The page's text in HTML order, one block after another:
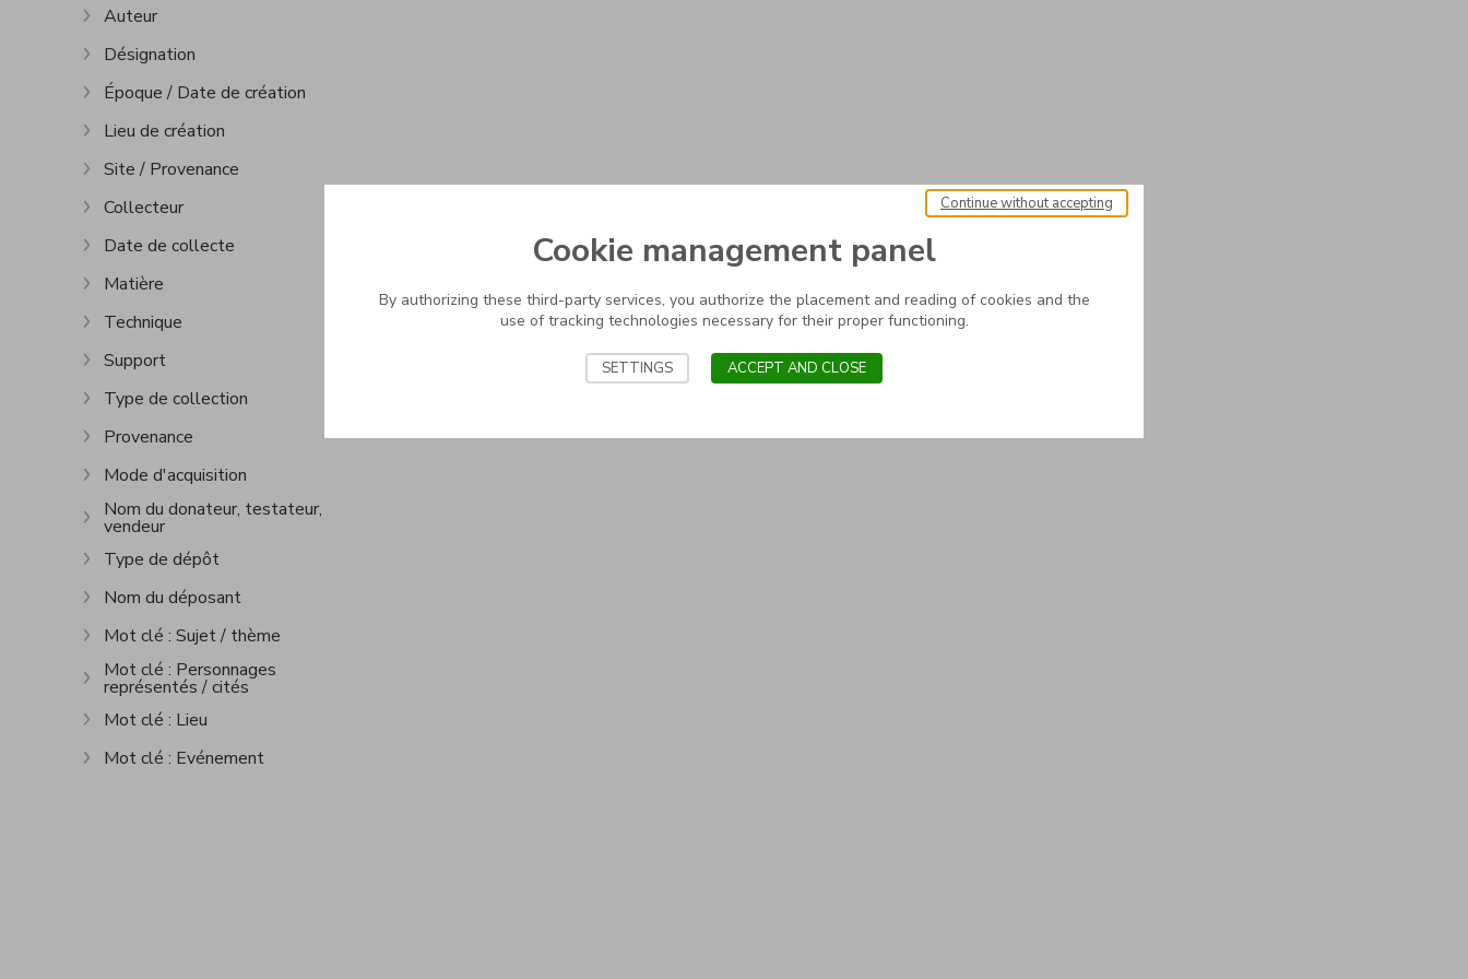
Show more
Auteur
Show more
Désignation
Show more
Époque / Date de création
Show more
Lieu de création
Show more
Site / Provenance
Show more
Collecteur
Show more
Date de collecte
Show more
Matière
Show more
Technique
Show more
Support
Show more
Type de collection
Show more
Provenance
Show more
Mode d'acquisition
Show more
Nom du donateur, testateur,
vendeur
Show more
Type de dépôt
Show more
Nom du déposant
Show more
Mot clé : Sujet / thème
Show more
Mot clé : Personnages
représentés / cités
Show more
Mot clé : Lieu
Show more
Mot clé : Evénement
Cookie management panel
By authorizing these third-party services, you authorize the placement and reading of cookies and the
use of tracking technologies necessary for their proper functioning.
Continue without accepting
SETTINGS ACCEPT AND CLOSE